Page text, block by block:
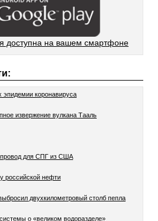
доступна на вашем смартфоне
эпидемии коронавируса
извержение вулкана Тааль
для СПГ из США
российской нефти
двухкилометровый столб пепла
о «великом водоразделе»